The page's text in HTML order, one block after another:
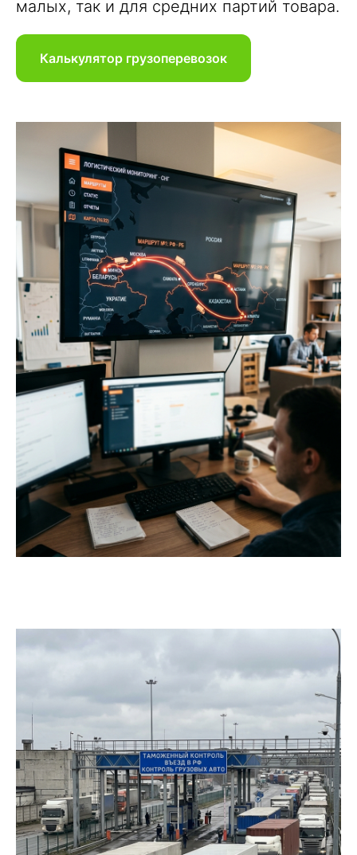
малых, так и для средних партий товара.
Калькулятор грузоперевозок